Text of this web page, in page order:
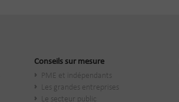
Conseils sur mesure
PME et indépendants
Les grandes entreprises
Le secteur public